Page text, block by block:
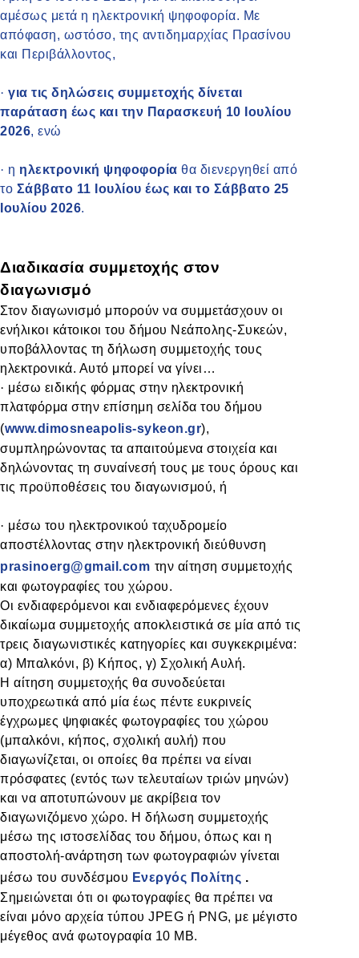
αμέσως μετά η ηλεκτρονική ψηφοφορία. Με
απόφαση, ωστόσο, της αντιδημαρχίας Πρασίνου
και Περιβάλλοντος,
· για τις δηλώσεις συμμετοχής δίνεται
παράταση έως και την Παρασκευή 10 Ιουλίου
2026, ενώ
· η ηλεκτρονική ψηφοφορία θα διενεργηθεί από
το Σάββατο 11 Ιουλίου έως και το Σάββατο 25
Ιουλίου 2026.
Διαδικασία συμμετοχής στον
διαγωνισμό
Στον διαγωνισμό μπορούν να συμμετάσχουν οι
ενήλικοι κάτοικοι του δήμου Νεάπολης-Συκεών,
υποβάλλοντας τη δήλωση συμμετοχής τους
ηλεκτρονικά. Αυτό μπορεί να γίνει…
· μέσω ειδικής φόρμας στην ηλεκτρονική
πλατφόρμα στην επίσημη σελίδα του δήμου
(www.dimosneapolis-sykeon.gr),
συμπληρώνοντας τα απαιτούμενα στοιχεία και
δηλώνοντας τη συναίνεσή τους με τους όρους και
τις προϋποθέσεις του διαγωνισμού, ή
· μέσω του ηλεκτρονικού ταχυδρομείο
αποστέλλοντας στην ηλεκτρονική διεύθυνση
prasinoerg@gmail.com την αίτηση συμμετοχής
και φωτογραφίες του χώρου.
Οι ενδιαφερόμενοι και ενδιαφερόμενες έχουν
δικαίωμα συμμετοχής αποκλειστικά σε μία από τις
τρεις διαγωνιστικές κατηγορίες και συγκεκριμένα:
α) Μπαλκόνι, β) Κήπος, γ) Σχολική Αυλή.
Η αίτηση συμμετοχής θα συνοδεύεται
υποχρεωτικά από μία έως πέντε ευκρινείς
έγχρωμες ψηφιακές φωτογραφίες του χώρου
(μπαλκόνι, κήπος, σχολική αυλή) που
διαγωνίζεται, οι οποίες θα πρέπει να είναι
πρόσφατες (εντός των τελευταίων τριών μηνών)
και να αποτυπώνουν με ακρίβεια τον
διαγωνιζόμενο χώρο. Η δήλωση συμμετοχής
μέσω της ιστοσελίδας του δήμου, όπως και η
αποστολή-ανάρτηση των φωτογραφιών γίνεται
μέσω του συνδέσμου Ενεργός Πολίτης .
Σημειώνεται ότι οι φωτογραφίες θα πρέπει να
είναι μόνο αρχεία τύπου JPEG ή PNG, με μέγιστο
μέγεθος ανά φωτογραφία 10 MB.